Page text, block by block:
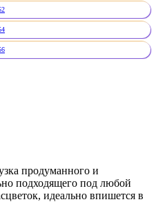
продуманного и
подходящего под любой
идеально впишется в